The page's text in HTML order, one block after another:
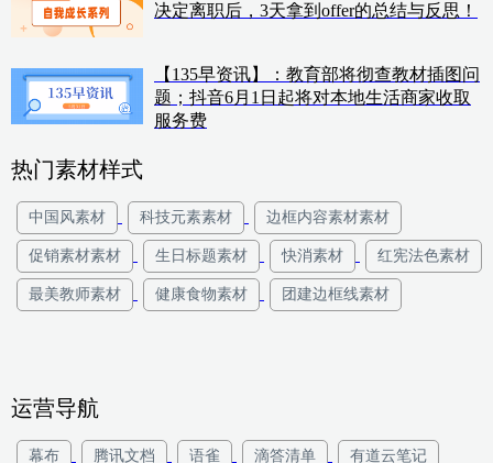
决定离职后，3天拿到offer的总结与反思！
【135早资讯】：教育部将彻查教材插图问
题；抖音6月1日起将对本地生活商家收取
服务费
热门素材样式
中国风素材 科技元素素材 边框内容素材素材
促销素材素材 生日标题素材 快消素材 红宪法色素材
最美教师素材 健康食物素材 团建边框线素材
运营导航
幕布 腾讯文档 语雀 滴答清单 有道云笔记